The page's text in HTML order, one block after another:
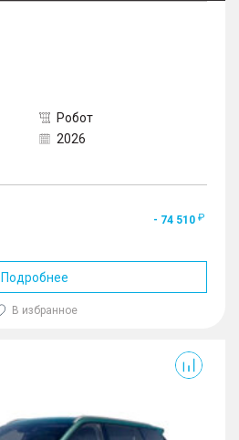
Робот
2026
- 74 510
Подробнее
В избранное